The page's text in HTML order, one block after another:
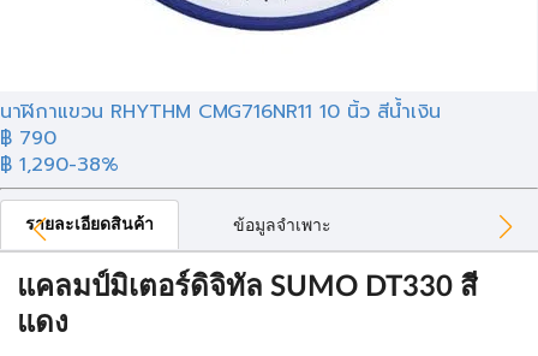
นาฬิกาแขวน RHYTHM CMG716NR11 10 นิ้ว สีน้ำเงิน
฿ 790
฿ 1,290-38%
รายละเอียดสินค้า ข้อมูลจำเพาะ
แคลมป์มิเตอร์ดิจิทัล SUMO DT330 สี
แดง